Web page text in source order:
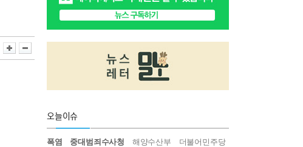
오늘이슈
폭염 중대범죄수사청 해양수산부
더불어민주당